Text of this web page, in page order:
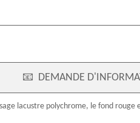
📧 DEMANDE
lacustre polychrome, le fond rouge